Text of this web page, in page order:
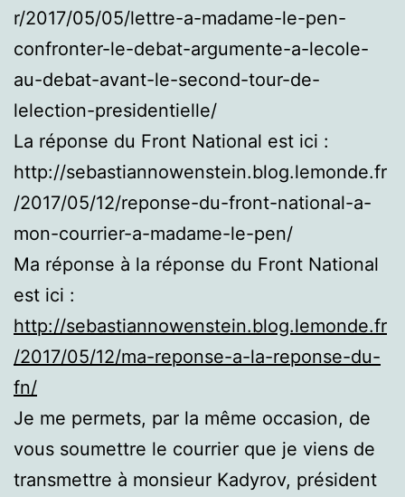
r/2017/05/05/lettre-a-madame-le-pen-
confronter-le-debat-argumente-a-lecole-
au-debat-avant-le-second-tour-de-
lelection-presidentielle/
La réponse du Front National est ici :
http://sebastiannowenstein.blog.lemonde.fr
/2017/05/12/reponse-du-front-national-a-
mon-courrier-a-madame-le-pen/
Ma réponse à la réponse du Front National
est ici :
http://sebastiannowenstein.blog.lemonde.fr
/2017/05/12/ma-reponse-a-la-reponse-du-
fn/
Je me permets, par la même occasion, de
vous soumettre le courrier que je viens de
transmettre à monsieur Kadyrov, président